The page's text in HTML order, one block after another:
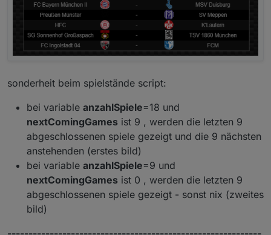
sonderheit beim spielstände script:
bei variable anzahlSpiele=18 und
nextComingGames ist 9 , werden die letzten 9
abgeschlossenen spiele gezeigt und die 9 nächsten
anstehenden (erstes bild)
bei variable anzahlSpiele=9 und
nextComingGames ist 0 , werden die letzten 9
abgeschlossenen spiele gezeigt - sonst nix (zweites
bild)